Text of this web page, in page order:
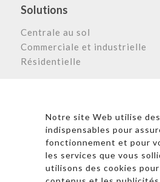
Notre site Web utilise
indispensables pour
fonctionnement et pour
les services que vous
utilisons des cookies
Solutions
Centrale au sol
Commerciale et industrielle
Résidentielle
* En cliquant sur « S’inscrire »,
confidentialité et les conditions